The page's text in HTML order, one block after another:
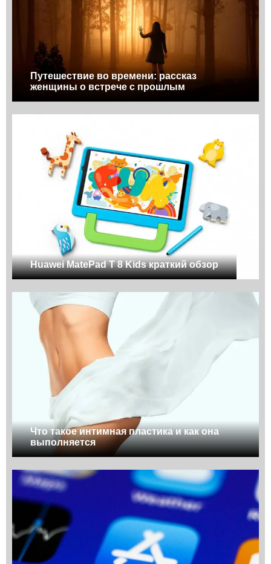
Путешествие во времени: рассказ
женщины о встрече с прошлым
Huawei MatePad T 8 Kids краткий обзор
Что такое интимная пластика и как она
выполняется